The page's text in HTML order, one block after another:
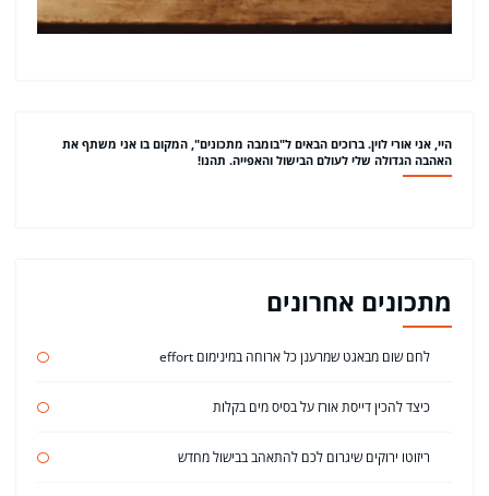
היי, אני אורי לוין. ברוכים הבאים ל"בומבה מתכונים", המקום בו אני משתף את
האהבה הגדולה שלי לעולם הבישול והאפייה. תהנו!
מתכונים אחרונים
לחם שום מבאגט שמרענן כל ארוחה במינימום effort
כיצד להכין דייסת אורז על בסיס מים בקלות
ריזוטו ירוקים שיגרום לכם להתאהב בבישול מחדש